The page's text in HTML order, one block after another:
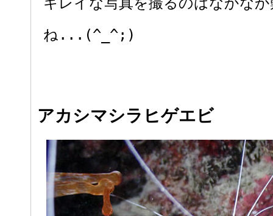
ね...(^_^;)
アカシマシラヒゲエビ